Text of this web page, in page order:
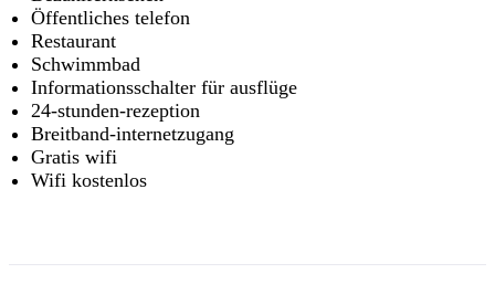
Öffentliches telefon
Restaurant
Schwimmbad
Informationsschalter für ausflüge
24-stunden-rezeption
Breitband-internetzugang
Gratis wifi
Wifi kostenlos